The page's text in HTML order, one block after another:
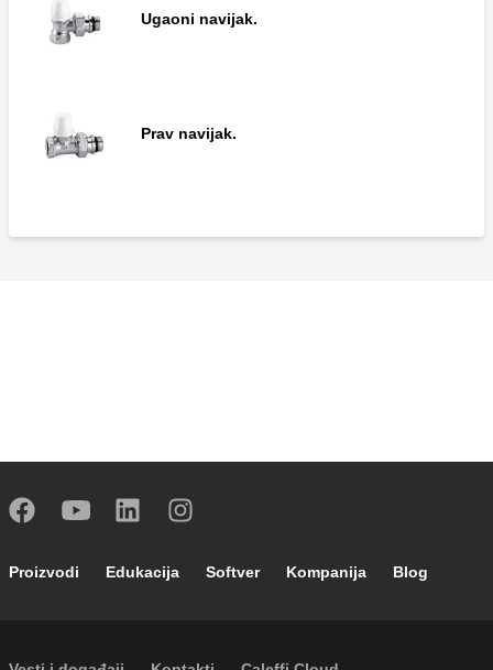
Ugaoni navijak.
Prav navijak.
Footer main navigation
Proizvodi Edukacija Softver Kompanija Blog